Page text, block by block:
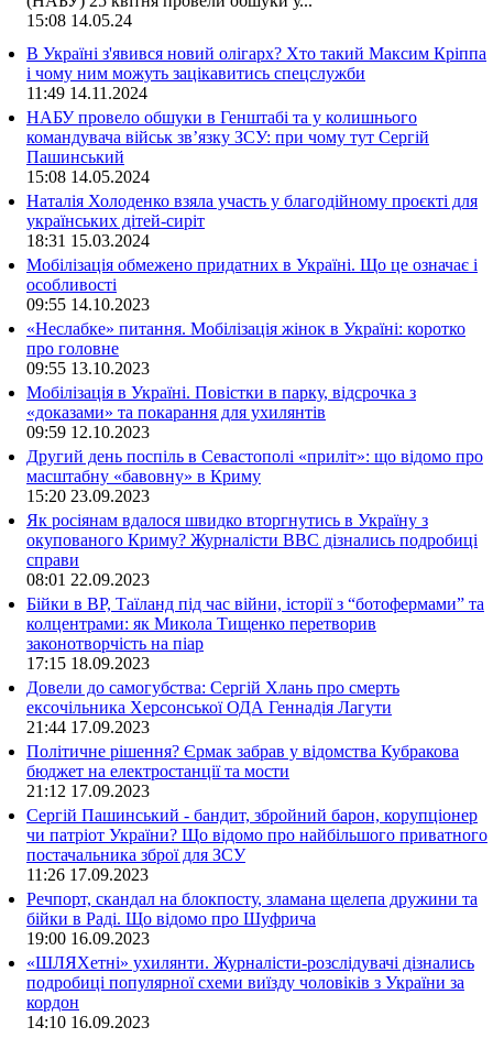
15:08 14.05.24
В Україні з'явився новий олігарх? Хто такий Максим Кріппа
і чому ним можуть зацікавитись спецслужби
11:49 14.11.2024
НАБУ провело обшуки в Генштабі та у колишнього
командувача військ зв’язку ЗСУ: при чому тут Сергій
Пашинський
15:08 14.05.2024
Наталія Холоденко взяла участь у благодійному проєкті для
українських дітей-сиріт
18:31 15.03.2024
Мобілізація обмежено придатних в Україні. Що це означає і
особливості
09:55 14.10.2023
«Неслабке» питання. Мобілізація жінок в Україні: коротко
про головне
09:55 13.10.2023
Мобілізація в Україні. Повістки в парку, відсрочка з
«доказами» та покарання для ухилянтів
09:59 12.10.2023
Другий день поспіль в Севастополі «приліт»: що відомо про
масштабну «бавовну» в Криму
15:20 23.09.2023
Як росіянам вдалося швидко вторгнутись в Україну з
окупованого Криму? Журналісти ВВС дізнались подробиці
справи
08:01 22.09.2023
Бійки в ВР, Таїланд під час війни, історії з “ботофермами” та
колцентрами: як Микола Тищенко перетворив
законотворчість на піар
17:15 18.09.2023
Довели до самогубства: Сергій Хлань про смерть
ексочільника Херсонської ОДА Геннадія Лагути
21:44 17.09.2023
Політичне рішення? Єрмак забрав у відомства Кубракова
бюджет на електростанції та мости
21:12 17.09.2023
Сергій Пашинський - бандит, збройний барон, корупціонер
чи патріот України? Що відомо про найбільшого приватного
постачальника зброї для ЗСУ
11:26 17.09.2023
Речпорт, скандал на блокпосту, зламана щелепа дружини та
бійки в Раді. Що відомо про Шуфрича
19:00 16.09.2023
«ШЛЯХетні» ухилянти. Журналісти-розслідувачі дізнались
подробиці популярної схеми виїзду чоловіків з України за
кордон
14:10 16.09.2023